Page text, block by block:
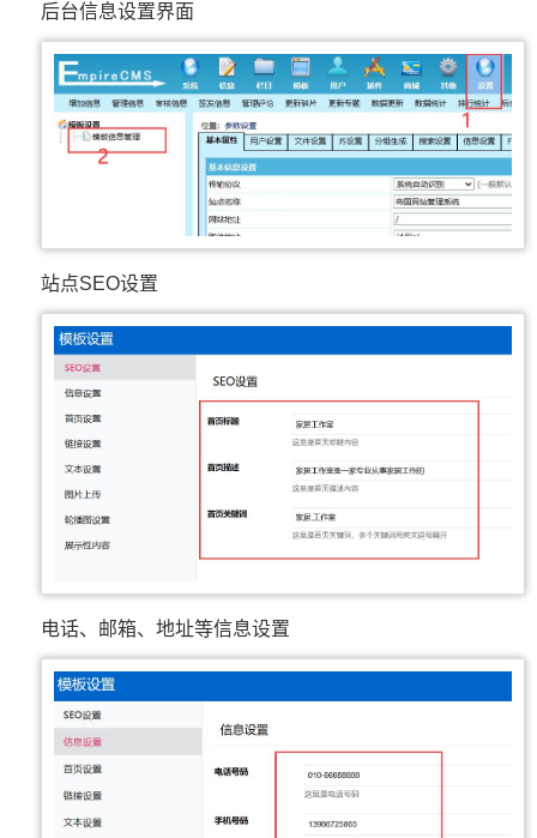
后台信息设置界面
站点SEO设置
电话、邮箱、地址等信息设置